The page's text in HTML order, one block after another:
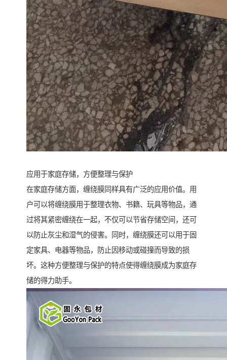
应用于家庭存储，方便整理与保护
在家庭存储方面，缠绕膜同样具有广泛的应用价值。用
户可以将缠绕膜用于整理衣物、书籍、玩具等物品，通
过将其紧密缠绕在一起，不仅可以节省存储空间，还可
以防止灰尘和湿气的侵害。同时，缠绕膜还可以用于固
定家具、电器等物品，防止因移动或碰撞而导致的损
坏。这种方便整理与保护的特点使得缠绕膜成为家庭存
储的得力助手。